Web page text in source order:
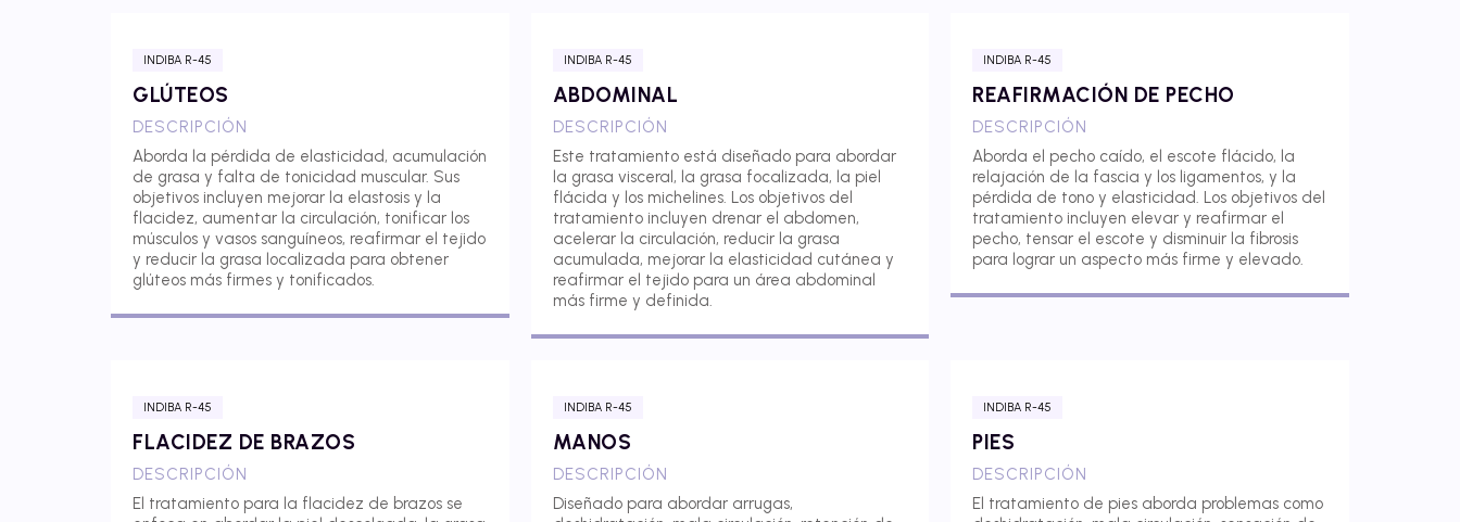
INDIBA R-45
GLÚTEOS
DESCRIPCIÓN
Aborda la pérdida de elasticidad, acumulación
de grasa y falta de tonicidad muscular. Sus
objetivos incluyen mejorar la elastosis y la
flacidez, aumentar la circulación, tonificar los
músculos y vasos sanguíneos, reafirmar el tejido
y reducir la grasa localizada para obtener
glúteos más firmes y tonificados.
INDIBA R-45
ABDOMINAL
DESCRIPCIÓN
Este tratamiento está diseñado para abordar
la grasa visceral, la grasa focalizada, la piel
flácida y los michelines. Los objetivos del
tratamiento incluyen drenar el abdomen,
acelerar la circulación, reducir la grasa
acumulada, mejorar la elasticidad cutánea y
reafirmar el tejido para un área abdominal
más firme y definida.
INDIBA R-45
REAFIRMACIÓN DE PECHO
DESCRIPCIÓN
Aborda el pecho caído, el escote flácido, la
relajación de la fascia y los ligamentos, y la
pérdida de tono y elasticidad. Los objetivos del
tratamiento incluyen elevar y reafirmar el
pecho, tensar el escote y disminuir la fibrosis
para lograr un aspecto más firme y elevado.
INDIBA R-45
FLACIDEZ DE BRAZOS
DESCRIPCIÓN
El tratamiento para la flacidez de brazos se
INDIBA R-45
MANOS
DESCRIPCIÓN
Diseñado para abordar arrugas,
INDIBA R-45
PIES
DESCRIPCIÓN
El tratamiento de pies aborda problemas como